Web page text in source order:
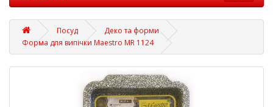
Посуд
Деко та форми
Форма для випічки Maestro MR 1124